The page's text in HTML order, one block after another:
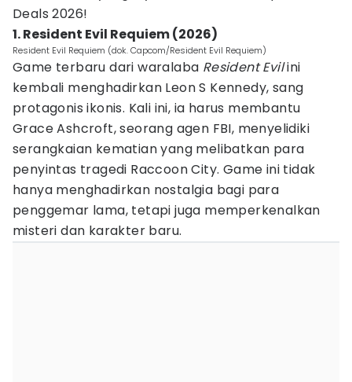
Deals 2026!
1. Resident Evil Requiem (2026)
Resident Evil Requiem (dok. Capcom/Resident Evil Requiem)
Game terbaru dari waralaba Resident Evilini
kembali menghadirkan Leon S Kennedy, sang
protagonis ikonis. Kali ini, ia harus membantu
Grace Ashcroft, seorang agen FBI, menyelidiki
serangkaian kematian yang melibatkan para
penyintas tragedi Raccoon City. Game ini tidak
hanya menghadirkan nostalgia bagi para
penggemar lama, tetapi juga memperkenalkan
misteri dan karakter baru.